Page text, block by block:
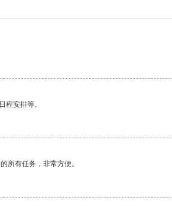
程安排等。
所有任务，非常方便。